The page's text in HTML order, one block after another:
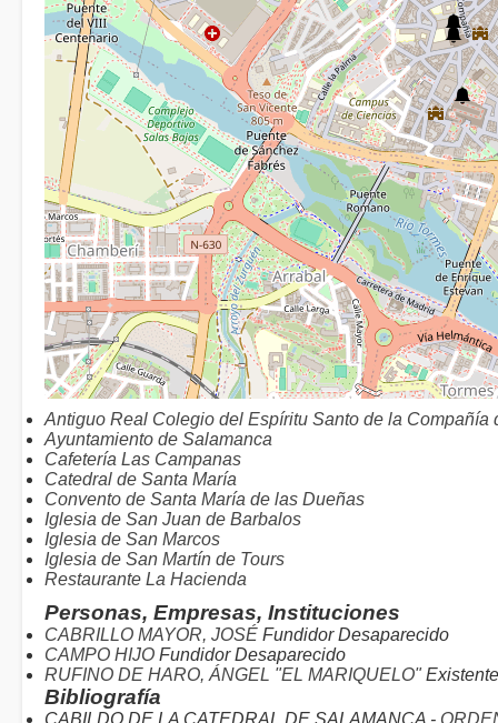
Antiguo Real Colegio del Espíritu Santo de la Compañía
Ayuntamiento de Salamanca
Cafetería Las Campanas
Catedral de Santa María
Convento de Santa María de las Dueñas
Iglesia de San Juan de Barbalos
Iglesia de San Marcos
Iglesia de San Martín de Tours
Restaurante La Hacienda
Personas, Empresas, Instituciones
CABRILLO MAYOR, JOSÉ Fundidor Desaparecido
CAMPO HIJO Fundidor Desaparecido
RUFINO DE HARO, ÁNGEL "EL MARIQUELO"Existente
Bibliografía
CABILDO DE LA CATEDRAL DE SALAMANCA -